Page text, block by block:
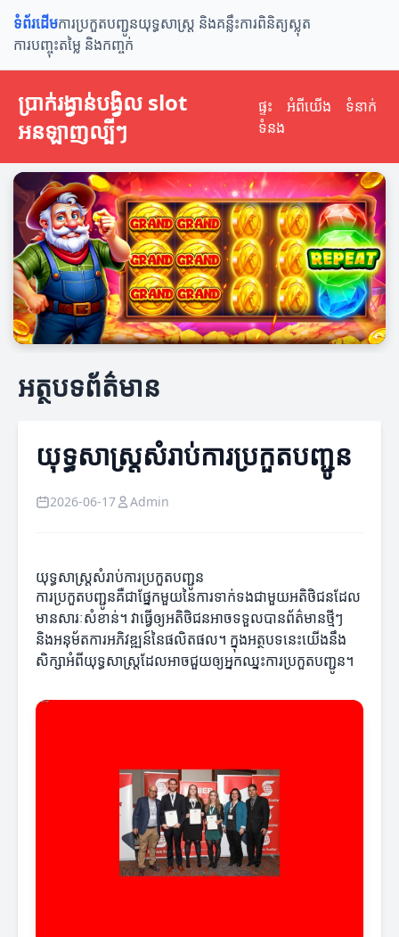
ទំព័រដើមការប្រកួតបញ្ជូនយុទ្ធសាស្ត្រ និងគន្លឹះការពិនិត្យស្លុត
ការបញ្ចុះតម្លៃ និងកញ្ចក់
ប្រាក់រង្វាន់បង្វិល slot​
អនឡាញល្បីៗ
ផ្ទះ អំពីយើង
ទំនាក់
ទំនង
អត្ថបទព័ត៌មាន
យុទ្ធសាស្ត្រសំរាប់ការប្រកួតបញ្ជូន
2026-06-17 Admin
យុទ្ធសាស្ត្រសំរាប់ការប្រកួតបញ្ជូន
ការប្រកួតបញ្ជូនគឺជាផ្នែកមួយនៃការទាក់ទងជាមួយអតិថិជនដែល
មានសារៈសំខាន់។ វាធ្វើឲ្យអតិថិជនអាចទទួលបានព័ត៌មានថ្មីៗ
និងអនុម័តការអភិវឌ្ឍន៍នៃផលិតផល។ ក្នុងអត្ថបទនេះយើងនឹង
សិក្សាអំពីយុទ្ធសាស្ត្រដែលអាចជួយឲ្យអ្នកឈ្នះការប្រកួតបញ្ជូន។